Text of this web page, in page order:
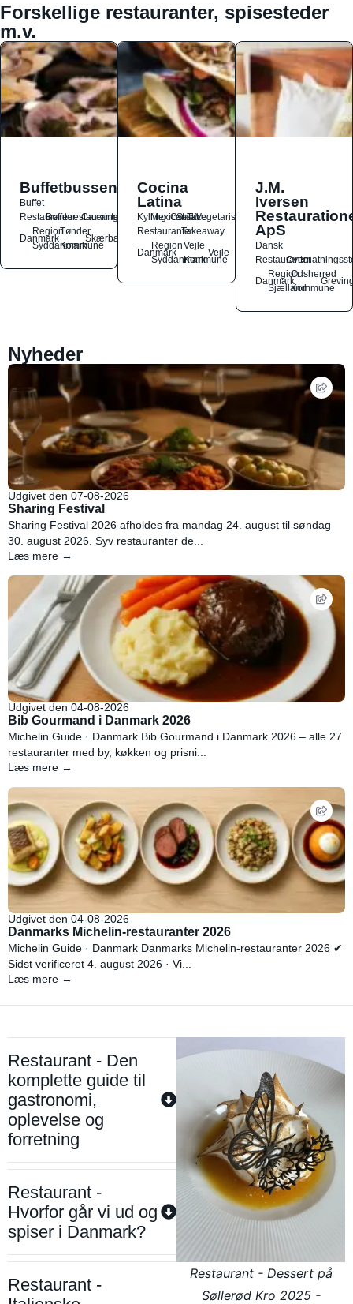
Forskellige restauranter, spisesteder
m.v.
Buffetbussen
Buffet
Restauranter
Buffetrestauranter
Catering
Danmark
Region
Syddanmark
Tønder
Kommune
Skærbæk
Cocina
Latina
Kylling
Mexicansk
OstSalat
TacoVegetarisk
RestauranterTakeaway
Danmark
Region
Syddanmark
Vejle
Kommune
Vejle
J.M.
Iversen
ApS
Dansk
Restauranter
Danmark
Region
Sjælland
Odsherred
Kommune
Nyheder
Udgivet den 07-08-2026
Sharing Festival
Sharing Festival 2026 afholdes fra mandag 24. august til søndag
30. august 2026. Syv restauranter de...
Læs mere →
Udgivet den 04-08-2026
Bib Gourmand i Danmark 2026
Michelin Guide · Danmark Bib Gourmand i Danmark 2026 – alle 27
restauranter med by, køkken og prisni...
Læs mere →
Udgivet den 04-08-2026
Danmarks Michelin-restauranter 2026
Michelin Guide · Danmark Danmarks Michelin-restauranter 2026 ✔
Sidst verificeret 4. august 2026 · Vi...
Læs mere →
Restaurant - Den
komplette guide til
gastronomi,
oplevelse og
forretning
Restaurant -
Hvorfor går vi ud og
spiser i Danmark?
Restaurant -
Restaurant - Dessert på
Søllerød Kro 2025 -